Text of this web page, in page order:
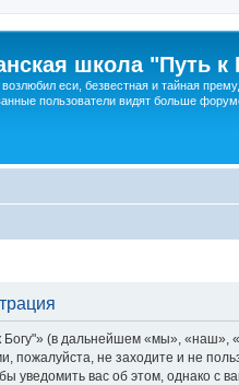
школа "Путь к
еси, безвестная и тайная
пользователи видят больше
(в дальнейшем «мы», «наш»,
пожалуйста, не заходите и не
уведомить вас об этом, однако с